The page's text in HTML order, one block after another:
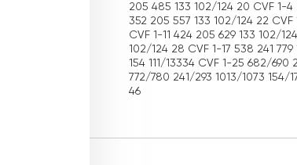
205 485 133 102/124 20 CVF 1-4
352 205 557 133 102/124 22
CVF 1-11 424 205 629 133 102/
102/124 28 CVF 1-17 538 241 779
154 111/13334 CVF 1-25 682/690
772/780 241/293 1013/1073 154/
46